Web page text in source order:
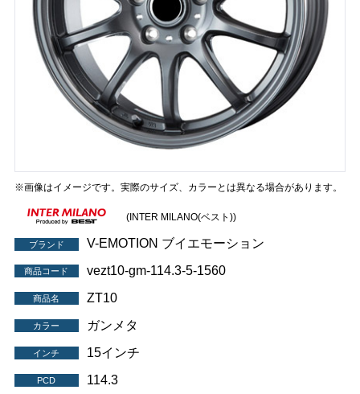
※画像はイメージです。実際のサイズ、カラーとは異なる場合があります。
(INTER MILANO(ベスト))
ブランド V-EMOTION ブイエモーション
商品コード vezt10-gm-114.3-5-1560
商品名 ZT10
カラー ガンメタ
インチ 15インチ
PCD 114.3